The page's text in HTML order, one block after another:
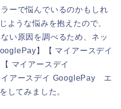
ーで悩んでいるのかもしれ
ような悩みを抱えたので、
い原因を調べるため、ネッ
】【 マイアースデイ
マイアースデイ
アースデイ GooglePay エ
してみました。